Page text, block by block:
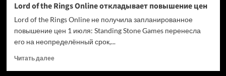
Lord of the Rings Online откладывает повышение цен
Lord of the Rings Online не получила запланированное
повышение цен 1 июля: Standing Stone Games перенесла
его на неопределённый срок,...
Читать далееПрочитать